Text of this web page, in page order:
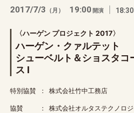
2017/7/3 （月） 19:00 開演 18:30
〈ハーゲン プロジェクト 2017〉
ハーゲン・クァルテット
シューベルト＆ショスタコ
ス I
特別協賛 株式会社竹中工務店
協賛
株式会社オルタステクノロ